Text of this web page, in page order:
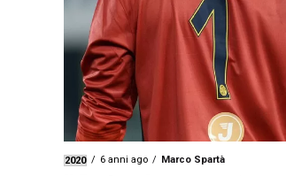
2020 6 anni ago Marco Spartà